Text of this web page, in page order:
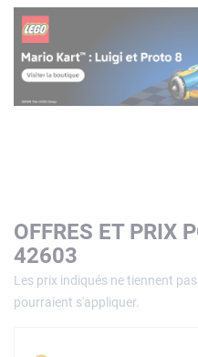
OFFRES ET PRIX
42603
Les prix indiqués ne tiennent
pourraient s'appliquer.